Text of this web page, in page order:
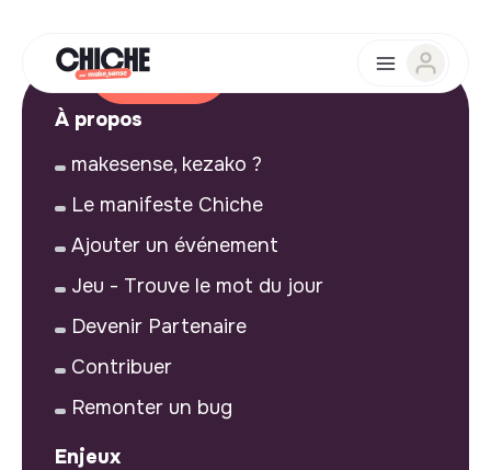
À propos
makesense, kezako ?
Le manifeste Chiche
Ajouter un événement
Jeu - Trouve le mot du jour
Devenir Partenaire
Contribuer
Remonter un bug
Enjeux